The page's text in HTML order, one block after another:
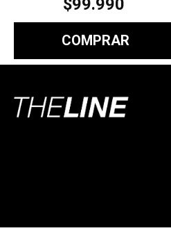
$99.990
COMPRAR